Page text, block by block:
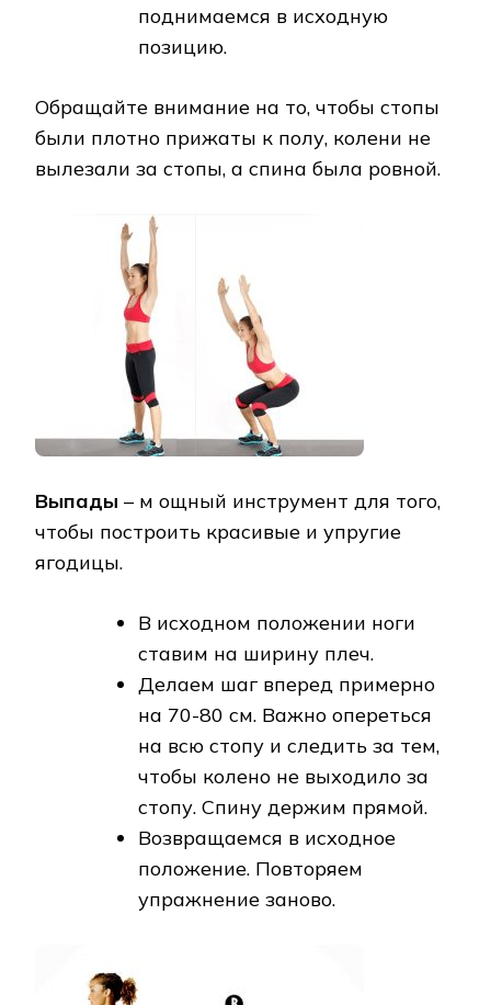
поднимаемся в исходную
позицию.
Обращайте внимание на то, чтобы стопы
были плотно прижаты к полу, колени не
вылезали за стопы, а спина была ровной.
Выпады – м ощный инструмент для того,
чтобы построить красивые и упругие
ягодицы.
В исходном положении ноги
ставим на ширину плеч.
Делаем шаг вперед примерно
на 70-80 см. Важно опереться
на всю стопу и следить за тем,
чтобы колено не выходило за
стопу. Спину держим прямой.
Возвращаемся в исходное
положение. Повторяем
упражнение заново.